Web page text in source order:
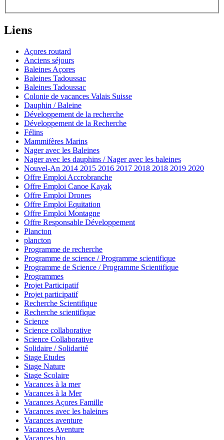
Liens
Açores routard
Anciens séjours
Baleines Açores
Baleines Tadoussac
Baleines Tadoussac
Colonie de vacances Valais Suisse
Dauphin / Baleine
Développement de la recherche
Développement de la Recherche
Félins
Mammifères Marins
Nager avec les Baleines
Nager avec les dauphins / Nager avec les baleines
Nouvel-An 2014 2015 2016 2017 2018 2018 2019 2020
Offre Emploi Accrobranche
Offre Emploi Canoe Kayak
Offre Emploi Drones
Offre Emploi Equitation
Offre Emploi Montagne
Offre Responsable Développement
Plancton
plancton
Programme de recherche
Programme de science / Programme scientifique
Programme de Science / Programme Scientifique
Programmes
Projet Participatif
Projet participatif
Recherche Scientifique
Recherche scientifique
Science
Science collaborative
Science Collaborative
Solidaire / Solidarité
Stage Etudes
Stage Nature
Stage Scolaire
Vacances à la mer
Vacances à la Mer
Vacances Açores Famille
Vacances avec les baleines
Vacances aventure
Vacances Aventure
Vacances bio